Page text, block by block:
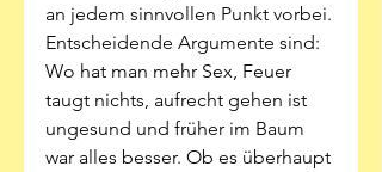
an jedem sinnvollen Punkt vorbei.
Entscheidende Argumente sind:
Wo hat man mehr Sex, Feuer
taugt nichts, aufrecht gehen ist
ungesund und früher im Baum
war alles besser. Ob es überhaupt